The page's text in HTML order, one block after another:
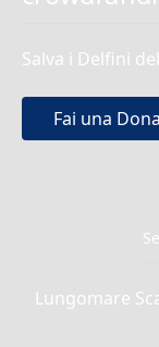
Salva i Delfini
Fai una
Lungomare